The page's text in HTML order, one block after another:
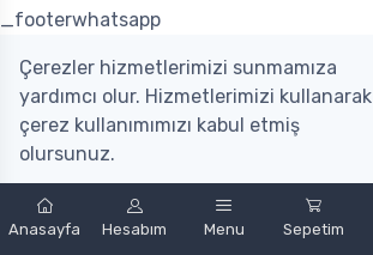
Anasayfa Hesabım Menu Sepetim
by nopCommerce Mobint Bilişim A.Ş.
_footerwhatsapp
Çerezler hizmetlerimizi sunmamıza
yardımcı olur. Hizmetlerimizi kullanarak
çerez kullanımımızı kabul etmiş
olursunuz.